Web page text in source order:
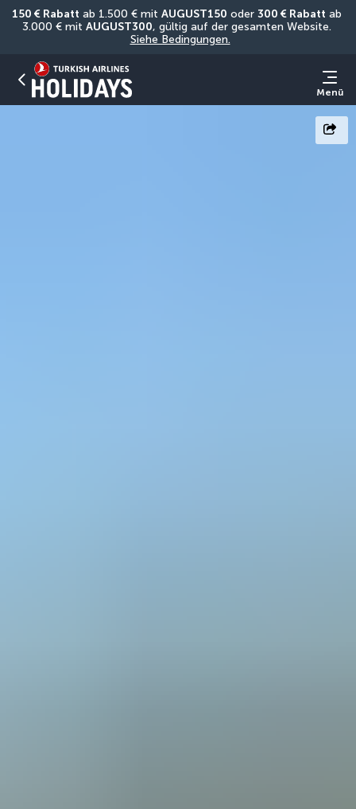
150 € Rabatt ab 1.500 € mit AUGUST150 oder 300 € Rabatt ab
3.000 € mit AUGUST300
Siehe Bedingungen.
Menü